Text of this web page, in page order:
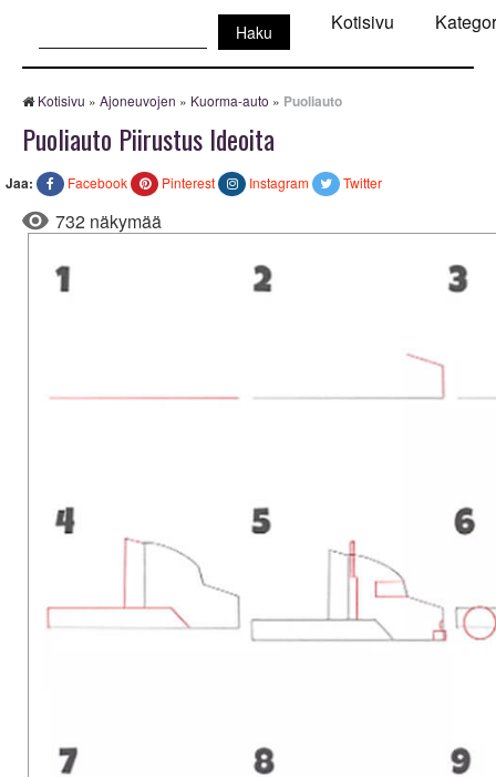
Kotisivu
Kotisivu » Ajoneuvojen » Kuorma-auto » Puoliauto
Puoliauto Piirustus Ideoita
Jaa: Facebook Pinterest Instagram Twitter
732 näkymää